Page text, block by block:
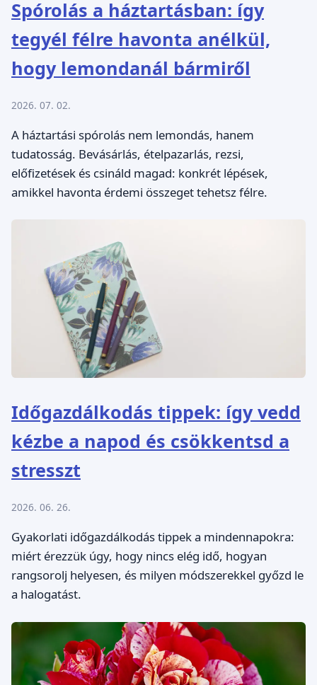
Spórolás a háztartásban: így
tegyél félre havonta anélkül,
hogy lemondanál bármiről
2026. 07. 02.
A háztartási spórolás nem lemondás, hanem
tudatosság. Bevásárlás, ételpazarlás, rezsi,
előfizetések és csináld magad: konkrét lépések,
amikkel havonta érdemi összeget tehetsz félre.
Időgazdálkodás tippek: így vedd
kézbe a napod és csökkentsd a
stresszt
2026. 06. 26.
Gyakorlati időgazdálkodás tippek a mindennapokra:
miért érezzük úgy, hogy nincs elég idő, hogyan
rangsorolj helyesen, és milyen módszerekkel győzd le
a halogatást.